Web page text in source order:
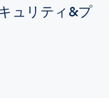
ュリティ&プ